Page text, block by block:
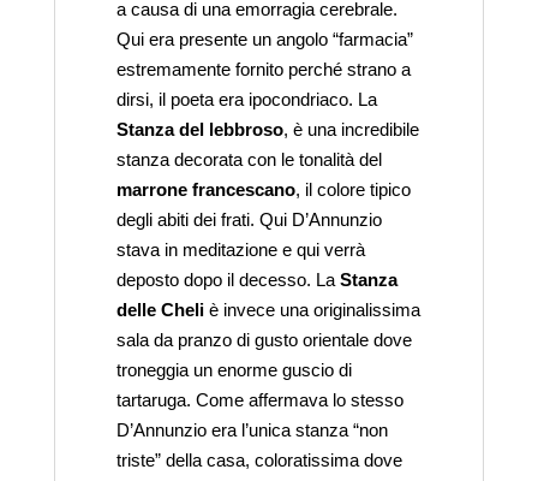
a causa di una emorragia cerebrale.
Qui era presente un angolo “farmacia”
estremamente fornito perché strano a
dirsi, il poeta era ipocondriaco. La
Stanza del lebbroso, è una incredibile
stanza decorata con le tonalità del
marrone francescano, il colore tipico
degli abiti dei frati. Qui D’Annunzio
stava in meditazione e qui verrà
deposto dopo il decesso. LaStanza
delle Cheliè invece una originalissima
sala da pranzo di gusto orientale dove
troneggia un enorme guscio di
tartaruga. Come affermava lo stesso
D’Annunzio era l’unica stanza “non
triste” della casa, coloratissima dove